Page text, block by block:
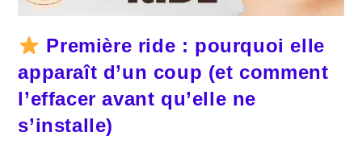
Première ride : pourquoi elle
apparaît d’un coup (et comment
l’effacer avant qu’elle ne
s’installe)